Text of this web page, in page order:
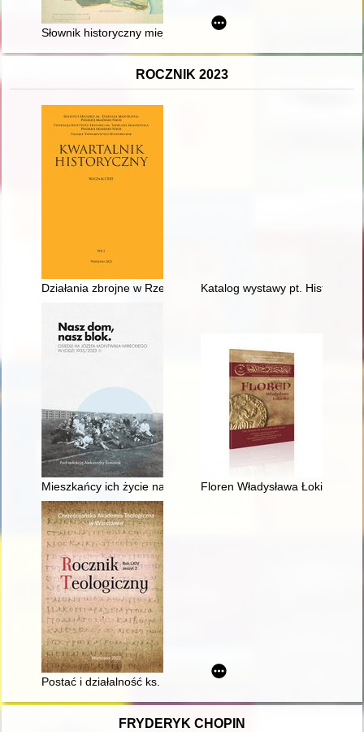
Słownik historyczny miejscowości gminy Góra Kalwaria
ROCZNIK 2023
Działania zbrojne w Rzeczypospolitej podczas interwencji
Katalog wystawy pt.
Mieszkańcy ich życie na osiedlu przed wojnąFloren Władysława Łokietka
Postać i działalność ks. prof. Witolda Benedyktowicza
FRYDERYK CHOPIN